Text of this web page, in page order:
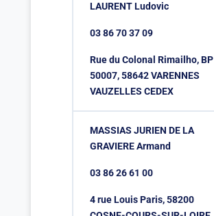
LAURENT Ludovic
03 86 70 37 09
Rue du Colonal Rimailho, BP
50007, 58642 VARENNES
VAUZELLES CEDEX
MASSIAS JURIEN DE LA
GRAVIERE Armand
03 86 26 61 00
4 rue Louis Paris, 58200